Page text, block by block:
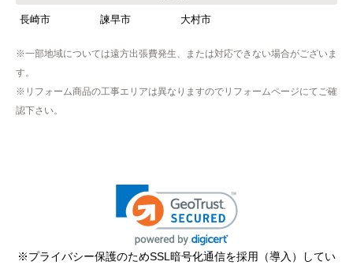
長崎市 諫早市 大村市
※一部地域については遠方出張費発生、または対応できない場合がございま
す。
※リフォーム商品の工事エリアは異なりますのでリフォームページにてご確
認下さい。
※プライバシー保護のためSSL暗号化通信を採用（導入）してい